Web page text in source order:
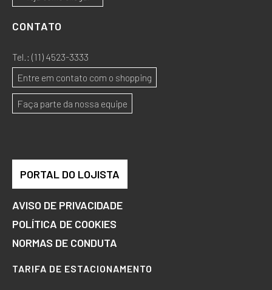
CONTATO
Tel.: (11) 4523-3333
Entre em contato com o shopping
Faça parte da nossa equipe
PORTAL DO LOJISTA
AVISO DE PRIVACIDADE
POLÍTICA DE COOKIES
NORMAS DE CONDUTA
TARIFA DE ESTACIONAMENTO